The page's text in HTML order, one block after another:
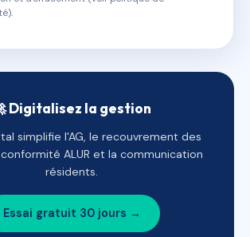
Digitalisez la gestion
simplifie l'AG, le recouvrement des
ALUR et la communication
résidents.
Essai gratuit 30 jours →